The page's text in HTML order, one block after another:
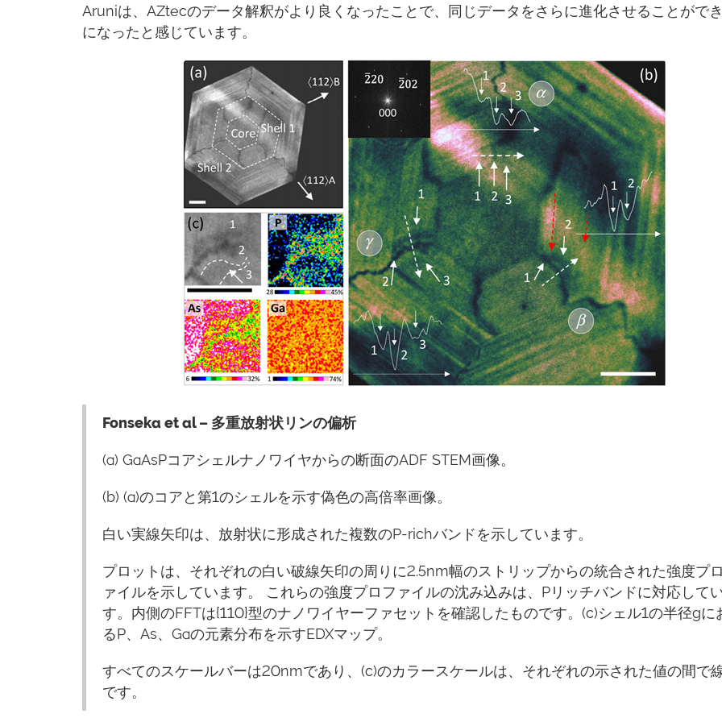
Aruniは、AZtecのデータ解釈がより良くなったことで、同じデータをさらに進化させることがで
になったと感じています。
Fonseka et al – 多重放射状リンの偏析
(a) GaAsPコアシェルナノワイヤからの断面のADF STEM画像。
(b) (a)のコアと第1のシェルを示す偽色の高倍率画像。
白い実線矢印は、放射状に形成された複数のP-richバンドを示しています。
プロットは、それぞれの白い破線矢印の周りに2.5nm幅のストリップからの統合された強度プ
ァイルを示しています。 これらの強度プロファイルの沈み込みは、Pリッチバンドに対応して
す。内側のFFTは{110}型のナノワイヤーファセットを確認したものです。(c)シェル1の半径gに
るP、As、Gaの元素分布を示すEDXマップ。
すべてのスケールバーは20nmであり、(c)のカラースケールは、それぞれの示された値の間で
です。